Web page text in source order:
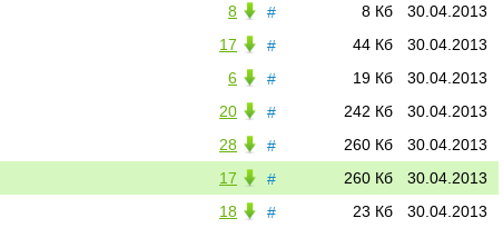
# 30.04.2013
8 Кб
8
#
30.04.2013
44 Кб
17
#
30.04.2013
19 Кб
6
#
30.04.2013
242 Кб
20
#
30.04.2013
260 Кб
28
#
30.04.2013
260 Кб
17
#
30.04.2013
23 Кб
18